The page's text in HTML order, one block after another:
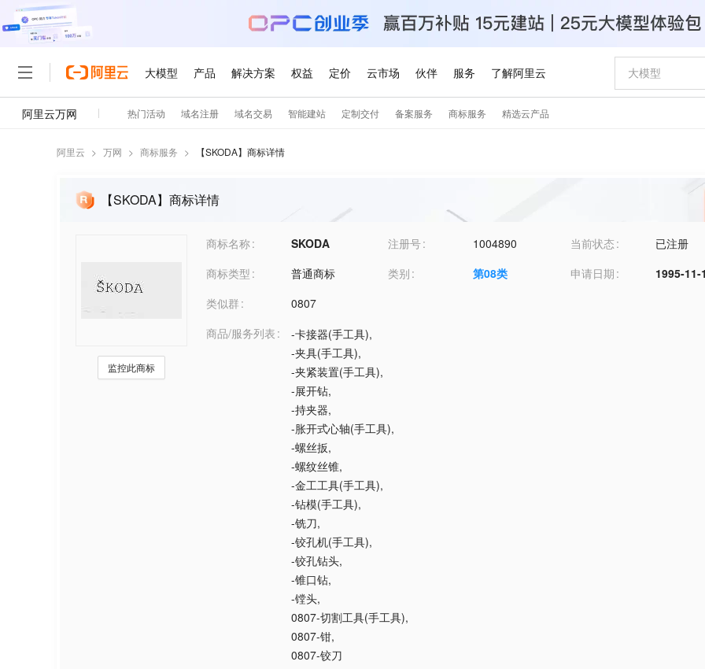
阿里云 > 万网 > 商标服务 > 【SKODA】商标详情
【SKODA】商标详情
监控此商标
商标名称 SKODA 注册号 1004890 当前状态
已注册
商标类型
普通商标 类别 第08类 申请日期
1995-11-
类似群
0807
商品/服务列表
-卡接器(手工具),
-夹具(手工具),
-夹紧装置(手工具),
-展开钻,
-持夹器,
-胀开式心轴(手工具),
-螺丝扳,
-螺纹丝锥,
-金工工具(手工具),
-钻模(手工具),
-铣刀,
-铰孔机(手工具),
-铰孔钻头,
-锥口钻,
-镗头,
0807-切割工具(手工具),
0807-钳,
0807-铰刀